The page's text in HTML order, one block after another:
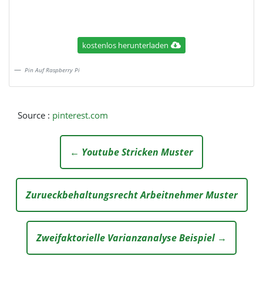
kostenlos herunterladen
Pin Auf Raspberry Pi
Source : pinterest.com
← Youtube Stricken Muster
Zurueckbehaltungsrecht Arbeitnehmer Muster
Zweifaktorielle Varianzanalyse Beispiel →